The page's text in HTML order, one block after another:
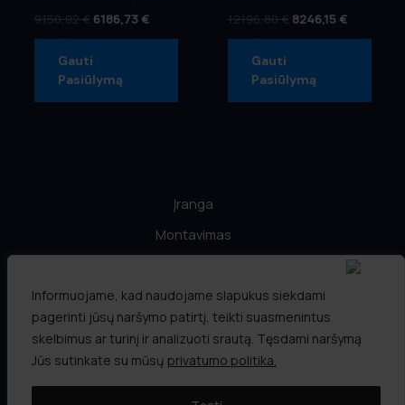
Informuojame, kad naudojame slapukus siekdami
pagerinti jūsų naršymo patirtį, teikti suasmenintus
skelbimus ar turinį ir analizuoti srautą. Tęsdami naršymą
Jūs sutinkate su mūsų privatumo politika.
9150,02€ 6186,73 €
Gauti
Pasiūlymą
12196,80€ 8246,15 €
Gauti
Pasiūlymą
Įranga
Montavimas
LEA PARAMA
Partneriai
Kontaktai